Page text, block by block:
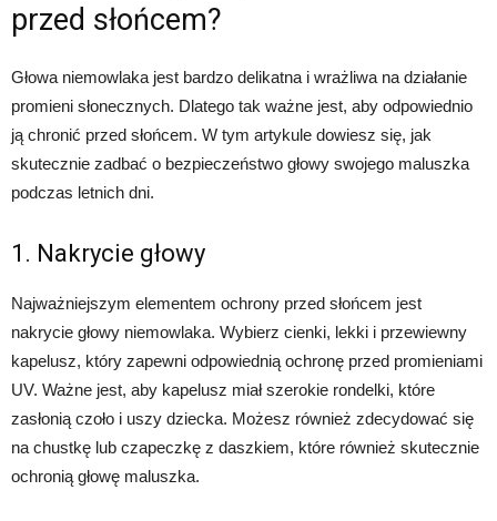
przed słońcem?
Głowa niemowlaka jest bardzo delikatna i wrażliwa na działanie
promieni słonecznych. Dlatego tak ważne jest, aby odpowiednio
ją chronić przed słońcem. W tym artykule dowiesz się, jak
skutecznie zadbać o bezpieczeństwo głowy swojego maluszka
podczas letnich dni.
1. Nakrycie głowy
Najważniejszym elementem ochrony przed słońcem jest
nakrycie głowy niemowlaka. Wybierz cienki, lekki i przewiewny
kapelusz, który zapewni odpowiednią ochronę przed promieniami
UV. Ważne jest, aby kapelusz miał szerokie rondelki, które
zasłonią czoło i uszy dziecka. Możesz również zdecydować się
na chustkę lub czapeczkę z daszkiem, które również skutecznie
ochronią głowę maluszka.